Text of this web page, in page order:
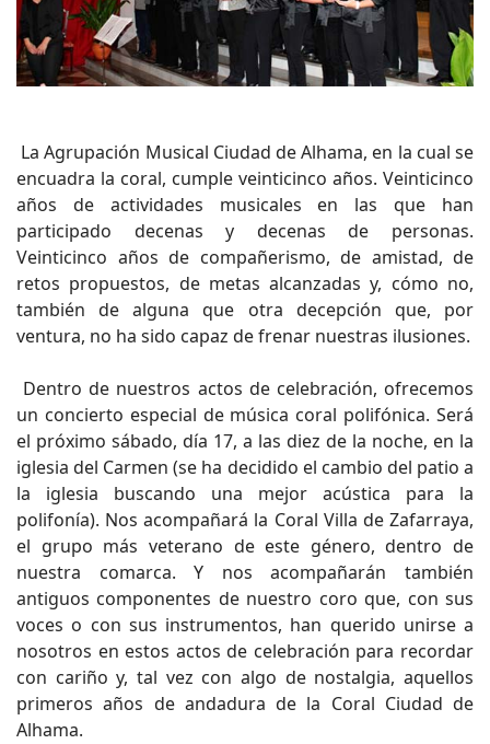
La Agrupación Musical Ciudad de Alhama, en la cual se
encuadra la coral, cumple veinticinco años. Veinticinco
años de actividades musicales en las que han
participado decenas y decenas de personas.
Veinticinco años de compañerismo, de amistad, de
retos propuestos, de metas alcanzadas y, cómo no,
también de alguna que otra decepción que, por
ventura, no ha sido capaz de frenar nuestras ilusiones.
Dentro de nuestros actos de celebración, ofrecemos
un concierto especial de música coral polifónica. Será
el próximo sábado, día 17, a las diez de la noche, en la
iglesia del Carmen (se ha decidido el cambio del patio a
la iglesia buscando una mejor acústica para la
polifonía). Nos acompañará la Coral Villa de Zafarraya,
el grupo más veterano de este género, dentro de
nuestra comarca. Y nos acompañarán también
antiguos componentes de nuestro coro que, con sus
voces o con sus instrumentos, han querido unirse a
nosotros en estos actos de celebración para recordar
con cariño y, tal vez con algo de nostalgia, aquellos
primeros años de andadura de la Coral Ciudad de
Alhama.